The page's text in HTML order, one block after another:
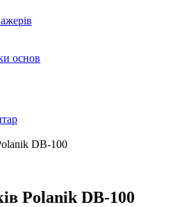
основ
DB-100
Polanik DB-100